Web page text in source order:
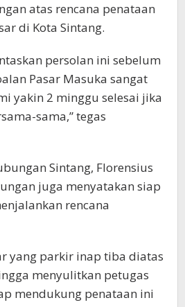
atas rencana penataan
di Kota Sintang.
persolan ini sebelum
Pasar Masuka sangat
yakin 2 minggu selesai jika
sama,” tegas
Sintang, Florensius
juga menyatakan siap
rencana
yang parkir inap tiba diatas
menyulitkan petugas
mendukung penataan ini